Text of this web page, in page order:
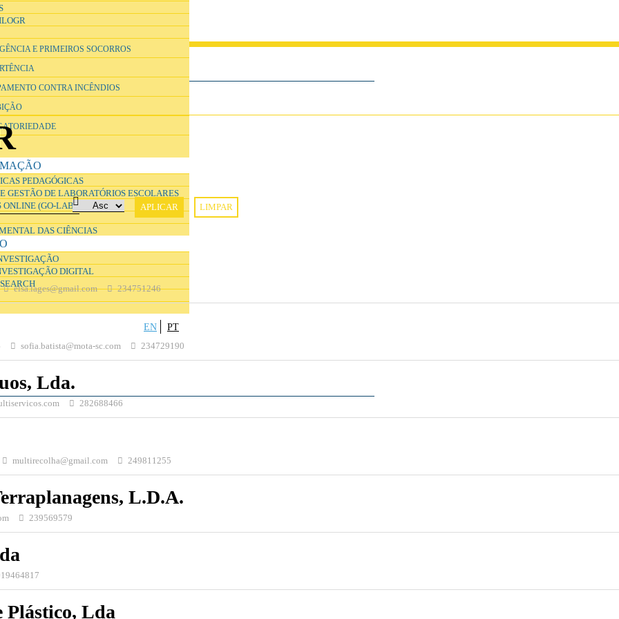
E PRIMEIROS SOCORROS
CONTRA INCÊNDIOS
PEDAGÓGICAS
GESTÃO DE LABORATÓRIOS ESCOLARES
ONLINE (GO-LAB)
DAS CIÊNCIAS
DIGITAL
EN PT
elsa.lages@gmail.com 234751246
sofia.batista@mota-sc.com 234729190
Lda.
282688466
multirecolha@gmail.com 249811255
L.D.A.
239569579
Plástico, Lda